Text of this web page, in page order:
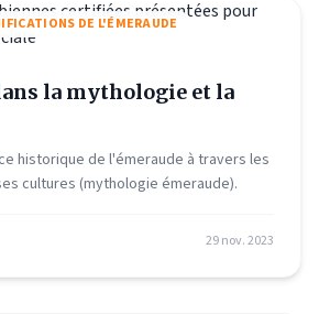
DE L'ÉMERAUDE
la mythologie et la
historique de l'émeraude à travers les
cultures (mythologie émeraude).
29 nov. 2023